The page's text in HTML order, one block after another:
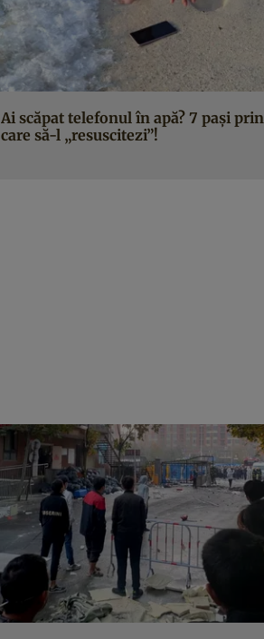
Ai scăpat telefonul în apă? 7 pași prin
care să-l „resuscitezi”!